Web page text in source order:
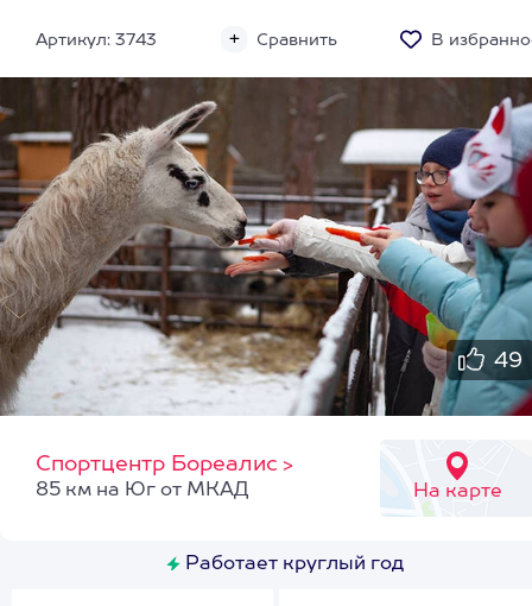
Артикул: 3743 Сравнить В
49
Спортцентр Бореалис >
На карте
85 км на Юг от МКАД
Работает круглый год